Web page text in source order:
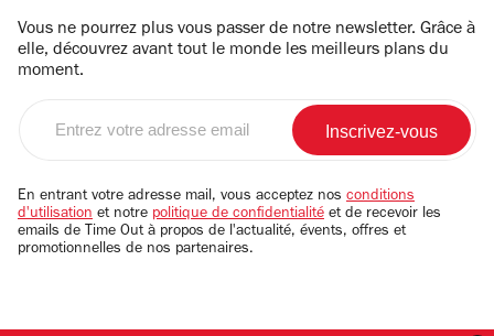
Vous ne pourrez plus vous passer de notre newsletter. Grâce à
elle, découvrez avant tout le monde les meilleurs plans du
moment.
email
En entrant votre adresse mail, vous acceptez nos conditions
d'utilisation et notre politique de confidentialité et de recevoir les
emails de Time Out à propos de l'actualité, évents, offres et
promotionnelles de nos partenaires.